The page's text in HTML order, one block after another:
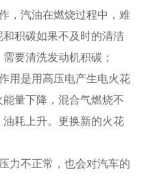
，汽油在燃烧过程中，难
积碳如果不及时的清洁
要清洗发动机积碳；
用是用高压电产生电火花
量下降，混合气燃烧不
耗上升。更换新的火花
力不正常，也会对汽车的